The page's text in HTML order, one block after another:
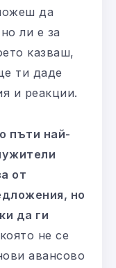
да
ли е за
казваш,
ти даде
и реакции.
пъти най-
от
но
да ги
не се
авансово